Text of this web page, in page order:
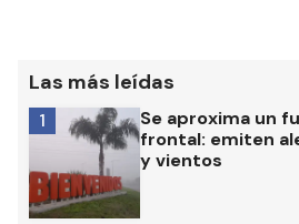
Las más leídas
Se aproxima un
frontal: emiten
y vientos
1